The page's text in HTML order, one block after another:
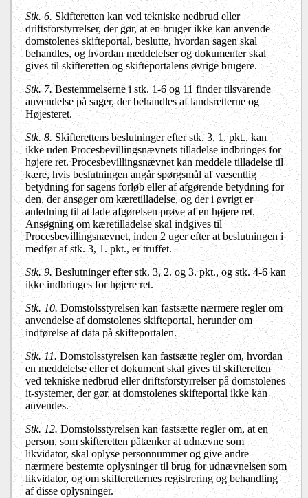
Stk. 6. Skifteretten kan ved tekniske nedbrud eller
driftsforstyrrelser, der gør, at en bruger ikke kan anvende
domstolenes skifteportal, beslutte, hvordan sagen skal
behandles, og hvordan meddelelser og dokumenter skal
gives til skifteretten og skifteportalens øvrige brugere.
Stk. 7.Bestemmelserne i stk. 1-6 og 11 finder tilsvarende
anvendelse på sager, der behandles af landsretterne og
Højesteret.
Stk. 8. Skifterettens beslutninger efter stk. 3, 1. pkt., kan
ikke uden Procesbevillingsnævnets tilladelse indbringes for
højere ret. Procesbevillingsnævnet kan meddele tilladelse til
kære, hvis beslutningen angår spørgsmål af væsentlig
betydning for sagens forløb eller af afgørende betydning for
den, der ansøger om kæretilladelse, og der i øvrigt er
anledning til at lade afgørelsen prøve af en højere ret.
Ansøgning om kæretilladelse skal indgives til
Procesbevillingsnævnet, inden 2 uger efter at beslutningen i
medfør af stk. 3, 1. pkt., er truffet.
Stk. 9.Beslutninger efter stk. 3, 2. og 3. pkt., og stk. 4-6 kan
ikke indbringes for højere ret.
Stk. 10. Domstolsstyrelsen kan fastsætte nærmere regler om
anvendelse af domstolenes skifteportal, herunder om
indførelse af data på skifteportalen.
Stk. 11.Domstolsstyrelsen kan fastsætte regler om, hvordan
en meddelelse eller et dokument skal gives til skifteretten
ved tekniske nedbrud eller driftsforstyrrelser på domstolenes
it-systemer, der gør, at domstolenes skifteportal ikke kan
anvendes.
Stk. 12. Domstolsstyrelsen kan fastsætte regler om, at en
person, som skifteretten påtænker at udnævne som
likvidator, skal oplyse personnummer og give andre
nærmere bestemte oplysninger til brug for udnævnelsen som
likvidator, og om skifteretternes registrering og behandling
af disse oplysninger.